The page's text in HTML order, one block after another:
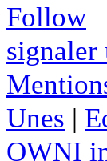
Follow
signaler
Unes |
OWNI